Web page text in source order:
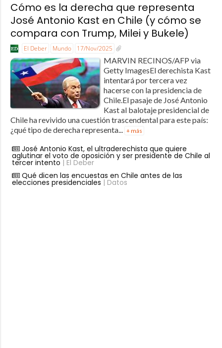
Cómo es la derecha que representa
José Antonio Kast en Chile (y cómo se
compara con Trump, Milei y Bukele)
El Deber Mundo 17/Nov/2025
MARVIN RECINOS/AFP via
Getty ImagesEl derechista Kast
intentará por tercera vez
hacerse con la presidencia de
Chile.El pasaje de José Antonio
Kast al balotaje presidencial de
Chile ha revivido una cuestión trascendental para este país:
¿qué tipo de derecha representa... + más
José Antonio Kast, el ultraderechista que quiere
aglutinar el voto de oposición y ser presidente de Chile al
tercer intento | El Deber
Qué dicen las encuestas en Chile antes de las
elecciones presidenciales | Datos